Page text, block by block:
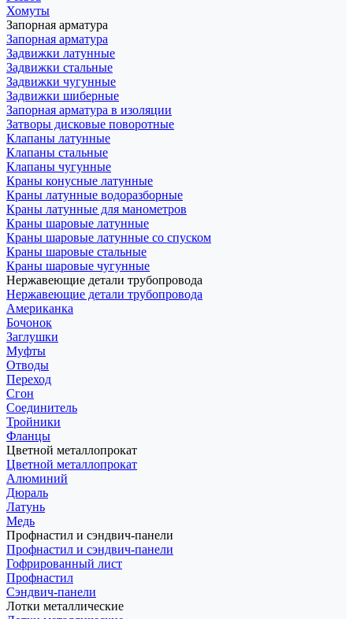
Хомуты
Запорная арматура
Запорная арматура
Задвижки латунные
Задвижки стальные
Задвижки чугунные
Задвижки шиберные
Запорная арматура в изоляции
Затворы дисковые поворотные
Клапаны латунные
Клапаны стальные
Клапаны чугунные
Краны конусные латунные
Краны латунные водоразборные
Краны латунные для манометров
Краны шаровые латунные
Краны шаровые латунные со спуском
Краны шаровые стальные
Краны шаровые чугунные
Нержавеющие детали трубопровода
Нержавеющие детали трубопровода
Американка
Бочонок
Заглушки
Муфты
Отводы
Переход
Сгон
Соединитель
Тройники
Фланцы
Цветной металлопрокат
Цветной металлопрокат
Алюминий
Дюраль
Латунь
Медь
Профнастил и сэндвич-панели
Профнастил и сэндвич-панели
Гофрированный лист
Профнастил
Сэндвич-панели
Лотки металлические